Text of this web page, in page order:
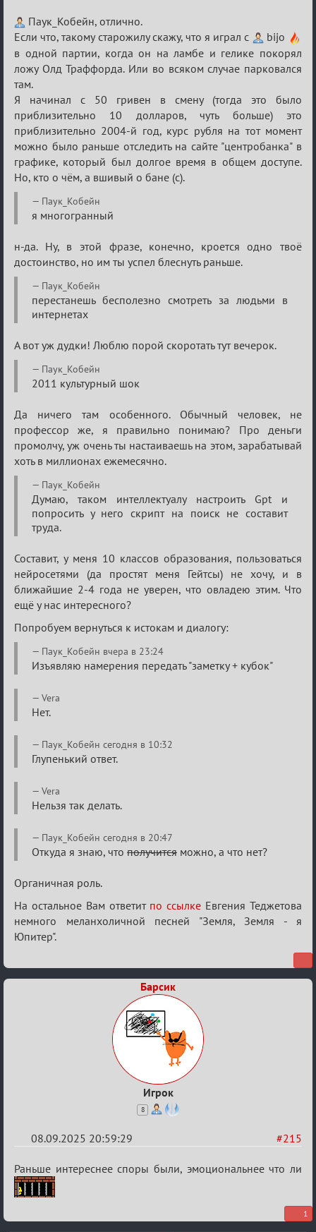
Re:
Обуждение
«Universal»
Паук_Кобейн, отлично.
Если что, такому старожилу скажу, что я играл с
bijo
в одной партии, когда он на ламбе и гелике покорял
ложу Олд Траффорда. Или во всяком случае парковался
там.
Я начинал с 50 гривен в смену (тогда это было
приблизительно 10 долларов, чуть больше) это
приблизительно 2004-й год, курс рубля на тот момент
можно было раньше отследить на сайте "центробанка" в
графике, который был долгое время в общем доступе.
Но, кто о чём, а вшивый о бане (с).
Паук_Кобейн
я многогранный
н-да. Ну, в этой фразе, конечно, кроется одно твоё
достоинство, но им ты успел блеснуть раньше.
Паук_Кобейн
перестанешь бесполезно смотреть за людьми в
интернетах
А вот уж дудки! Люблю порой скоротать тут вечерок.
Паук_Кобейн
2011 культурный шок
Да ничего там особенного. Обычный человек, не
профессор же, я правильно понимаю? Про деньги
промолчу, уж очень ты настаиваешь на этом, зарабатывай
хоть в миллионах ежемесячно.
Паук_Кобейн
Думаю, таком интеллектуалу настроить Gpt и
попросить у него скрипт на поиск не составит
труда.
Составит, у меня 10 классов образования, пользоваться
нейросетями (да простят меня Гейтсы) не хочу, и в
ближайшие 2-4 года не уверен, что овладею этим. Что
ещё у нас интересного?
Попробуем вернуться к истокам и диалогу:
Паук_Кобейн вчера в 23:24
Изъявляю намерения передать "заметку + кубок"
Vera
Нет.
Паук_Кобейн сегодня в 10:32
Глупенький ответ.
Vera
Нельзя так делать.
Паук_Кобейн сегодня в 20:47
Откуда я знаю, что получится можно, а что нет?
Органичная роль.
На остальное Вам ответит по ссылке Евгения Теджетова
немного меланхоличной песней "Земля, Земля - я
Юпитер".
Барсик
Игрок
8
#215
08.09.2025 20:59:29
Re:
Обуждение
Раньше интереснее споры были, эмоциональнее что ли
1